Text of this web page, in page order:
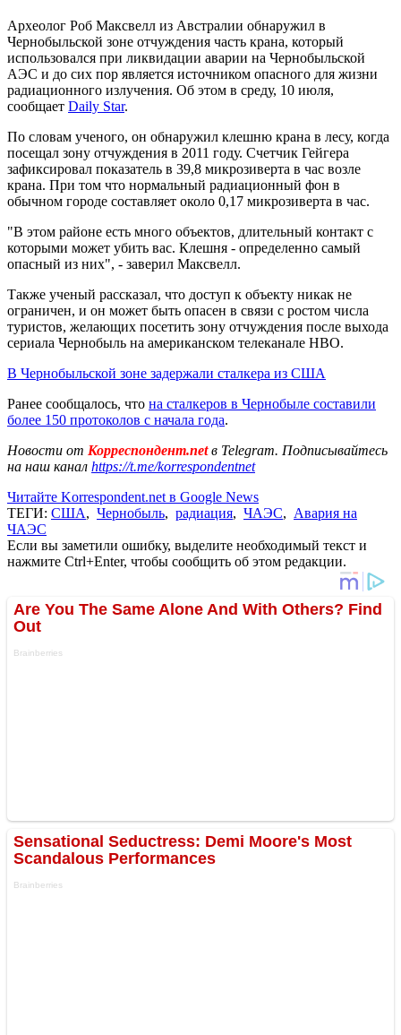
Археолог Роб Максвелл из Австралии обнаружил в
Чернобыльской зоне отчуждения часть крана, который
использовался при ликвидации аварии на Чернобыльской
АЭС и до сих пор является источником опасного для жизни
радиационного излучения. Об этом в среду, 10 июля,
сообщает Daily Star.
По словам ученого, он обнаружил клешню крана в лесу, когда
посещал зону отчуждения в 2011 году. Счетчик Гейгера
зафиксировал показатель в 39,8 микрозиверта в час возле
крана. При том что нормальный радиационный фон в
обычном городе составляет около 0,17 микрозиверта в час.
"В этом районе есть много объектов, длительный контакт с
которыми может убить вас. Клешня - определенно самый
опасный из них", - заверил Максвелл.
Также ученый рассказал, что доступ к объекту никак не
ограничен, и он может быть опасен в связи с ростом числа
туристов, желающих посетить зону отчуждения после выхода
сериала Чернобыль на американском телеканале HBO.
В Чернобыльской зоне задержали сталкера из США
Ранее сообщалось, что на сталкеров в Чернобыле составили
более 150 протоколов с начала года.
Новости от Корреспондент.netв Telegram. Подписывайтесь
на наш канал https://t.me/korrespondentnet
Читайте Korrespondent.net в Google News
ТЕГИ: США, Чернобыль, радиация, ЧАЭС, Авария на
ЧАЭС
Если вы заметили ошибку, выделите необходимый текст и
нажмите Ctrl+Enter, чтобы сообщить об этом редакции.